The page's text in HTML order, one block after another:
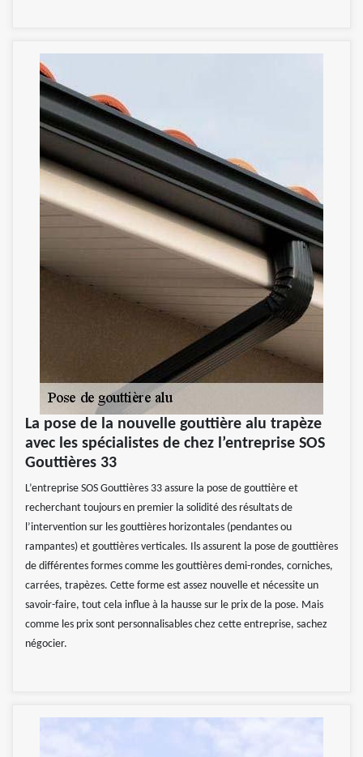
La pose de la nouvelle gouttière alu trapèze
avec les spécialistes de chez l’entreprise SOS
Gouttières 33
L’entreprise SOS Gouttières 33 assure la pose de gouttière et
recherchant toujours en premier la solidité des résultats de
l’intervention sur les gouttières horizontales (pendantes ou
rampantes) et gouttières verticales. Ils assurent la pose de gouttières
de différentes formes comme les gouttières demi-rondes, corniches,
carrées, trapèzes. Cette forme est assez nouvelle et nécessite un
savoir-faire, tout cela influe à la hausse sur le prix de la pose. Mais
comme les prix sont personnalisables chez cette entreprise, sachez
négocier.